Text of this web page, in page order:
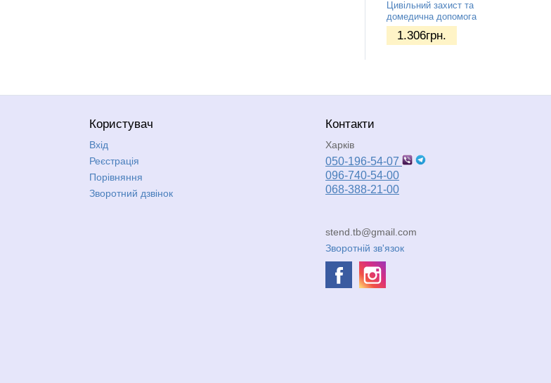
Цивільний захист та
домедична допомога
1.306грн.
Користувач
Вхід
Реєстрація
Порівняння
Зворотний дзвінок
Контакти
Харків
050-196-54-07
096-740-54-00
068-388-21-00
stend.tb@gmail.com
Зворотній зв'язок